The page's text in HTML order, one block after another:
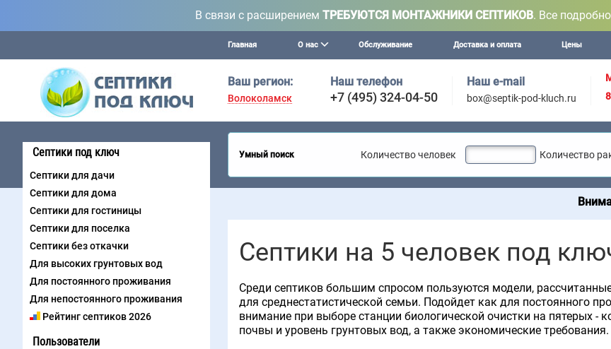
В связи с расширением ТРЕБУЮТСЯ МОНТАЖНИКИ СЕПТИКОВ. Все
Главная О нас Обслуживание Доставка и оплата Цены
Ваш регион:
Волоколамск
Наш телефон
+7 (495) 324-04-50
Наш e-mail
box@septik-pod-kluch.ru
Умный поиск Количество человек Количество
Внимание! Мы
Септики под ключ
Септики для дачи
Септики для дома
Септики для гостиницы
Септики для поселка
Септики без откачки
Для высоких грунтовых вод
Для постоянного проживания
Для непостоянного проживания
Рейтинг септиков 2026
Пользователи
Септики на 5 человек под
Среди септиков большим спросом пользуются модели,
для среднестатистической семьи. Подойдет как для постоянного
внимание при выборе станции биологической очистки на пятерых -
почвы и уровень грунтовых вод, а также экономические требования.